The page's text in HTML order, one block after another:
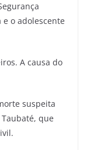
e o adolescente
A causa do
suspeita
que